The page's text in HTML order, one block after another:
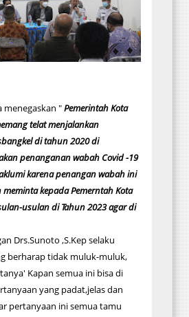
menegaskan "PemerintahKota
telat menjalankan
di tahun 2020 di
penanganan wabah Covid -19
karena penangan wabah ini
kepada Pemerntah Kota
usulan di Tahun 2023 agar di
Drs.Sunoto ,S.Kep selaku
berharap tidak muluk-muluk,
Kapan semua ini bisa di
yang padat,jelas dan
pertanyaan ini semua tamu